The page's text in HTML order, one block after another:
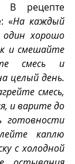
В рецепте
«На каждый
хорошо
и смешайте
смесь и
целый день.
смесь,
и варите до
готовности
каплю
с холодной